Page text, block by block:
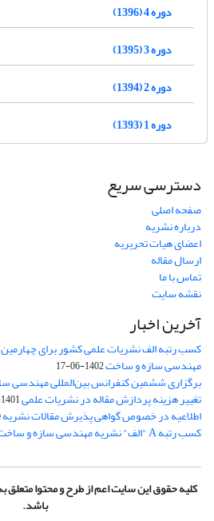
دوره 4 (1396)
دوره 3 (1395)
دوره 2 (1394)
دوره 1 (1393)
دسترسی سریع
صفحه اصلی
درباره نشریه
اعضای هیات تحریریه
ارسال مقاله
تماس با ما
نقشه سایت
آخرین اخبار
کسب رتبه الف نشریات علمی کشور برای
مهندسی سازه و ساخت1402-06-17
برگزاری ششمین کنفرانس بین‌المللی مهندسی
تغییر هزینه پردازش مقاله در نشریات علمی1401-02-26
اطلاعیه در خصوص گواهی پذیرش مقالات نشریه
کسب رتبه A "الف" نشریه مهندسی سازه و ساخت
کلیه حقوق این سایت اعم از طرح و محتوا
باشد.